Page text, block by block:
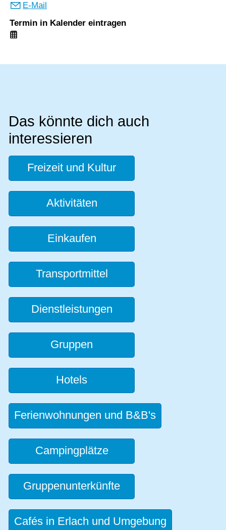
E-Mail
Termin in Kalender eintragen
Das könnte dich auch
interessieren
Freizeit und Kultur
Aktivitäten
Einkaufen
Transportmittel
Dienstleistungen
Gruppen
Hotels
Ferienwohnungen und B&B's
Campingplätze
Gruppenunterkünfte
Cafés in Erlach und Umgebung